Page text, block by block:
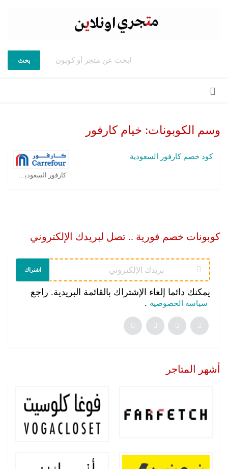
بحث
وسم الكوبونات: خيام كارفور
كود خصم كارفور السعودية
كوبونات خصم فورية .. تصل لبريدك الإلكتروني
اشتراك
يمكنك دائما إلغاء الإشتراك بالقائمة البريدية. راجع
سياسة الخصوصية .
أشهر المتاجر